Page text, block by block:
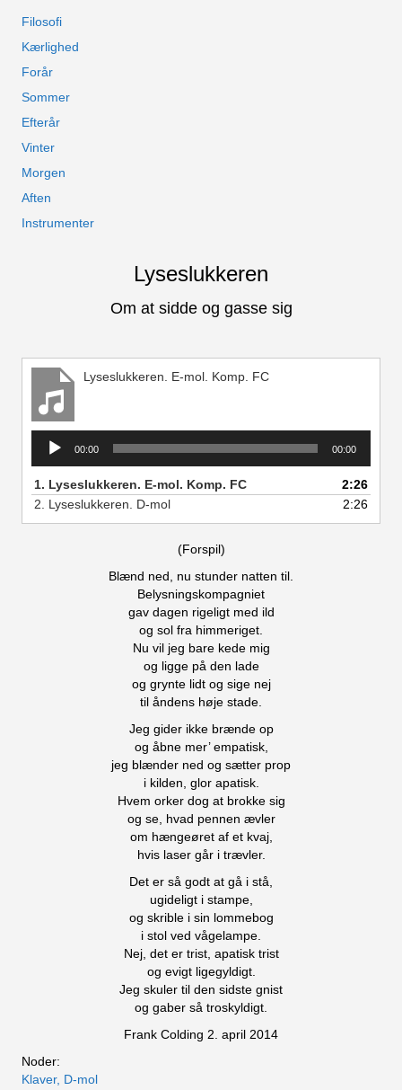
Filosofi
Kærlighed
Forår
Sommer
Efterår
Vinter
Morgen
Aften
Instrumenter
Lyseslukkeren
Om at sidde og gasse sig
Lyseslukkeren. E-mol. Komp. FC
Lydafspiller
00:00 00:00
1. Lyseslukkeren. E-mol. Komp. FC
2:26
2. Lyseslukkeren. D-mol 2:26
(Forspil)
Blænd ned, nu stunder natten til.
Belysningskompagniet
gav dagen rigeligt med ild
og sol fra himmeriget.
Nu vil jeg bare kede mig
og ligge på den lade
og grynte lidt og sige nej
til åndens høje stade.
Jeg gider ikke brænde op
og åbne mer’ empatisk,
jeg blænder ned og sætter prop
i kilden, glor apatisk.
Hvem orker dog at brokke sig
og se, hvad pennen ævler
om hængeøret af et kvaj,
hvis laser går i trævler.
Det er så godt at gå i stå,
ugideligt i stampe,
og skrible i sin lommebog
i stol ved vågelampe.
Nej, det er trist, apatisk trist
og evigt ligegyldigt.
Jeg skuler til den sidste gnist
og gaber så troskyldigt.
Frank Colding 2. april 2014
Noder:
Klaver, D-mol